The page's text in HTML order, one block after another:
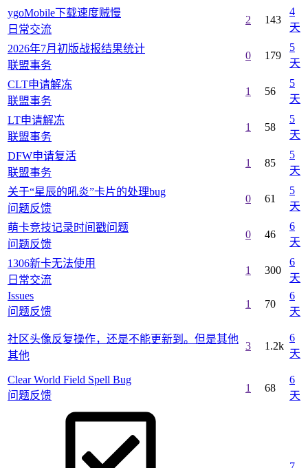
ygoMobile下载速度贼慢
日常交流
2 143
4
天
2026年7月初版战报结果统计
联盟事务
0 179
5
天
CLT申请解冻
联盟事务
1 56
5
天
LT申请解冻
联盟事务
1 58
5
天
DFW申请复活
联盟事务
1 85
5
天
关于“星辰的吼炎”卡片的处理bug
问题反馈
0 61
5
天
萌卡竞技记录时间戳问题
问题反馈
0 46
6
天
1306新卡无法使用
日常交流
1 300
6
天
Issues
问题反馈
1 70
6
天
社区头像反复操作，还是不能更新到。但是其他
其他
3 1.2k
6
天
Clear World Field Spell Bug
问题反馈
1 68
6
天